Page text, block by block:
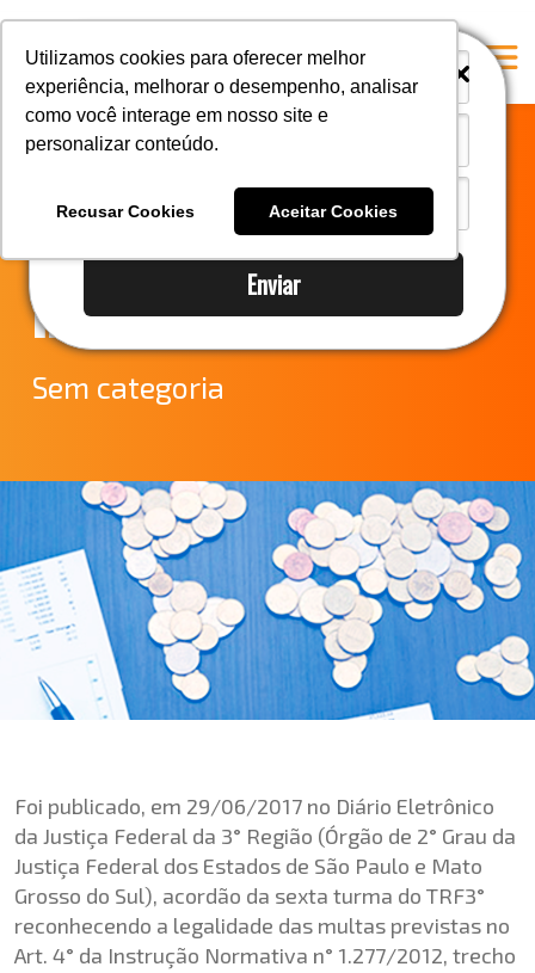
Enviar
Utilizamos cookies para oferecer melhor
experiência, melhorar o desempenho, analisar
como você interage em nosso site e
personalizar conteúdo.
Recusar Cookies Aceitar Cookies
i
i
A Mastersul
Responsabilidade social
SISCOSERV –
Legalidade das
multas
Sem categoria
Foi publicado, em 29/06/2017 no Diário Eletrônico
da Justiça Federal da 3° Região (Órgão de 2° Grau da
Justiça Federal dos Estados de São Paulo e Mato
Grosso do Sul), acordão da sexta turma do TRF3°
reconhecendo a legalidade das multas previstas no
Art. 4° da Instrução Normativa n° 1.277/2012, trecho